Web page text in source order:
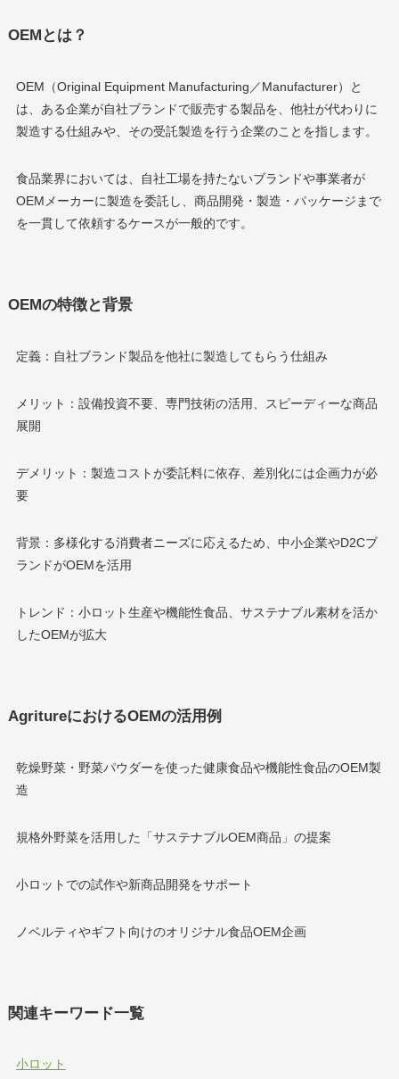
OEMとは？
OEM（Original Equipment Manufacturing／Manufacturer）と
は、ある企業が自社ブランドで販売する製品を、他社が代わりに
製造する仕組みや、その受託製造を行う企業のことを指します。
食品業界においては、自社工場を持たないブランドや事業者が
OEMメーカーに製造を委託し、商品開発・製造・パッケージまで
を一貫して依頼するケースが一般的です。
OEMの特徴と背景
定義：自社ブランド製品を他社に製造してもらう仕組み
メリット：設備投資不要、専門技術の活用、スピーディーな商品
展開
デメリット：製造コストが委託料に依存、差別化には企画力が必
要
背景：多様化する消費者ニーズに応えるため、中小企業やD2Cブ
ランドがOEMを活用
トレンド：小ロット生産や機能性食品、サステナブル素材を活か
したOEMが拡大
AgritureにおけるOEMの活用例
乾燥野菜・野菜パウダーを使った健康食品や機能性食品のOEM製
造
規格外野菜を活用した「サステナブルOEM商品」の提案
小ロットでの試作や新商品開発をサポート
ノベルティやギフト向けのオリジナル食品OEM企画
関連キーワード一覧
小ロット